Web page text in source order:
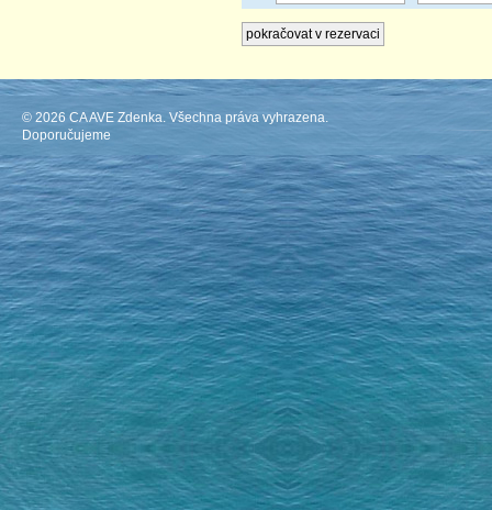
© 2026 CA AVE Zdenka. Všechna práva vyhrazena.
Doporučujeme